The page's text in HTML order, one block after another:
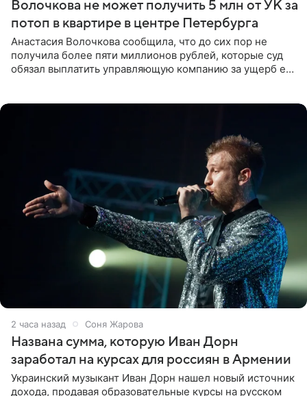
Волочкова не может получить 5 млн от УК за
потоп в квартире в центре Петербурга
Анастасия Волочкова сообщила, что до сих пор не
получила более пяти миллионов рублей, которые суд
обязал выплатить управляющую компанию за ущерб ее
2 часа назад Соня Жарова
Названа сумма, которую Иван Дорн
заработал на курсах для россиян в Армении
Украинский музыкант Иван Дорн нашел новый источник
дохода, продавая образовательные курсы на русском